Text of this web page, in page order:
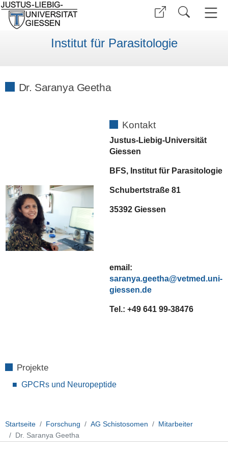
Institut für Parasitologie
Dr. Saranya Geetha
Kontakt
Justus-Liebig-Universität
Giessen
BFS, Institut für Parasitologie
Schubertstraße 81
35392 Giessen
email:
saranya.geetha
Tel.: +49 641 99-38476
Projekte
GPCRs und Neuropeptide
Startseite Forschung AG Schistosomen
Mitarbeiter
Dr. Saranya Geetha